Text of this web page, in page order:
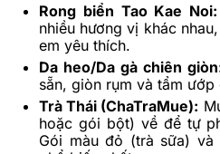
Rong biển Tao Kae Noi:
nhiều hương vị khác
em yêu thích.
Da heo/Da gà chiên
sẵn, giòn rụm và tẩm
Trà Thái (ChaTraMue):
hoặc gói bột) về để tự
Gói màu đỏ (trà sữa) và